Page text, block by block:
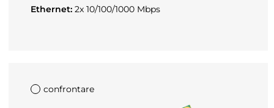
Ethernet: 2x 10/100/1000 Mbps
confrontare